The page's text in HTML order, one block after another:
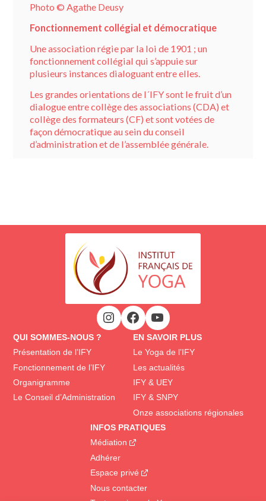
Photo © Agathe Deusy
Fonctionnement collégial et démocratique
Une association régie par la loi de 1901 ; un
fonctionnement collégial qui s’appuie sur
plusieurs instances dialoguant entre elles.
Les grandes orientations de l´IFY sont le fruit d’un
dialogue entre collège des associations (CDA) et
collège des formateurs (CF) et sont votées de
façon démocratique au sein du conseil
d’administration et de l’assemblée générale.
QUI SOMMES-NOUS ?
Présentation de l’IFY
Fonctionnement de l’IFY
Organigramme
Le Conseil d’Administration
EN SAVOIR PLUS
Le Yoga de l’IFY
Les actualités
IFY & UEY
IFY & SNPY
Onze associations régionales
INFOS PRATIQUES
Médiation
Adhérer
Espace privé
Nous contacter